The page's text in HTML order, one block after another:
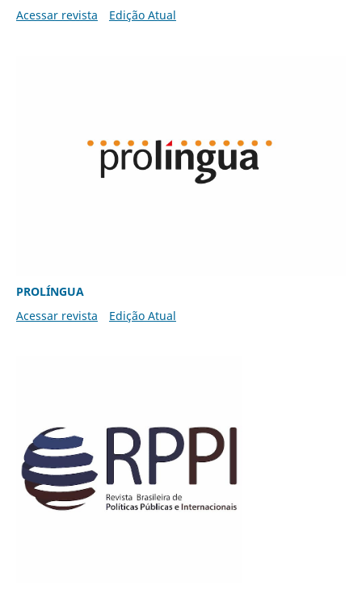
Acessar revista
Edição Atual
PROLÍNGUA
Acessar revista
Edição Atual